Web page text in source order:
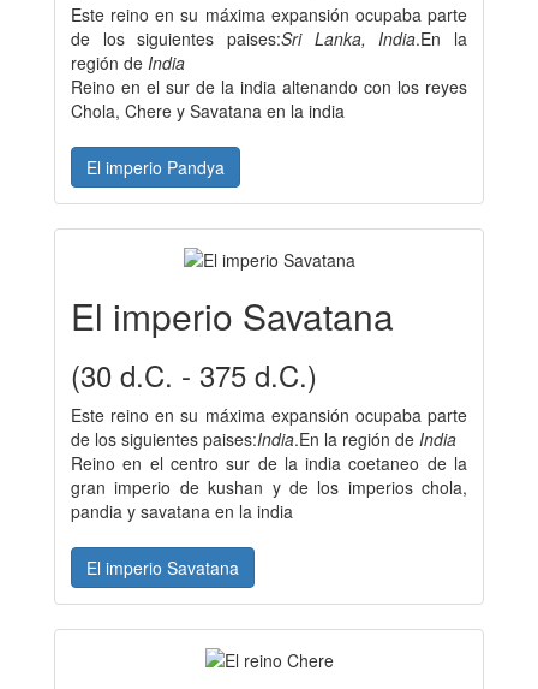
Este reino en su máxima expansión ocupaba parte
de los siguientes paises:Sri Lanka, India.En la
región de India
Reino en el sur de la india altenando con los reyes
Chola, Chere y Savatana en la india
El imperio Pandya
El imperio Savatana
(30 d.C. - 375 d.C.)
Este reino en su máxima expansión ocupaba parte
de los siguientes paises:India.En la región de India
Reino en el centro sur de la india coetaneo de la
gran imperio de kushan y de los imperios chola,
pandia y savatana en la india
El imperio Savatana